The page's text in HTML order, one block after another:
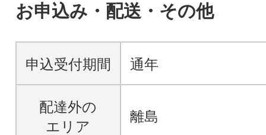
お申込み・配送・その他
申込受付期間 通年
配達外の
エリア
離島